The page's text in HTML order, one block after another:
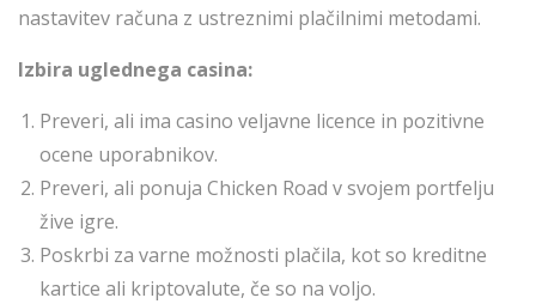
nastavitev računa z ustreznimi plačilnimi metodami.
Izbira uglednega casina:
Preveri, ali ima casino veljavne licence in pozitivne
ocene uporabnikov.
Preveri, ali ponuja Chicken Road v svojem portfelju
žive igre.
Poskrbi za varne možnosti plačila, kot so kreditne
kartice ali kriptovalute, če so na voljo.